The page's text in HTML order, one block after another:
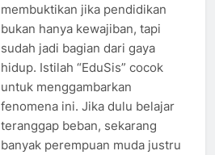
membuktikan jika pendidikan
bukan hanya kewajiban, tapi
sudah jadi bagian dari gaya
hidup. Istilah “EduSis” cocok
untuk menggambarkan
fenomena ini. Jika dulu belajar
teranggap beban, sekarang
banyak perempuan muda justru